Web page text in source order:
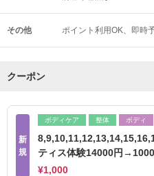
その他 ポイント利用OK 即時
クーポン
新
規
ボディケア 整体 ボディ
ティス体験14000円
¥1,000